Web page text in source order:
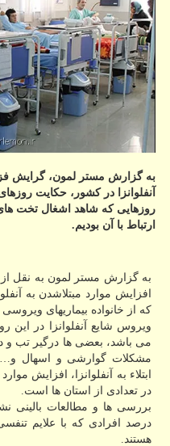
به گزارش مستر لمون، گرایش
آنفلوانزا در کشور، حکایت
روزهایی که شاهد اشغال تخت های
ارتباط با آن بودیم.
به گزارش مستر لمون به نقل از
افزایش موارد مبتلاشدن به
که از خانواده بیماریهای
ویروس شایع آنفلوانزا در این
می باشد، بعضی ها درگیر تب و
مشکلات گوارشی و اسهال و…
ابتلاء به آنفلوانزا، افزایش
در تعدادی از استان ها است.
درصد افرادی که با علایم
هستند.